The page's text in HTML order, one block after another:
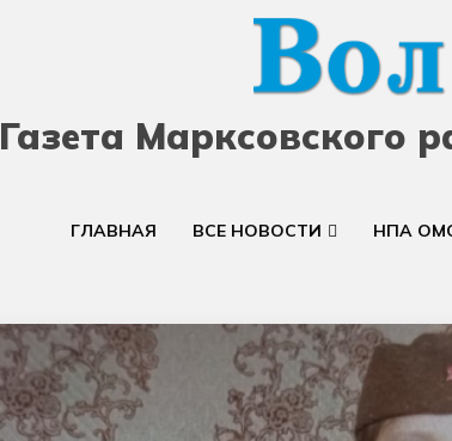
Газета Марксовского
ГЛАВНАЯ ВСЕ НОВОСТИ НПА